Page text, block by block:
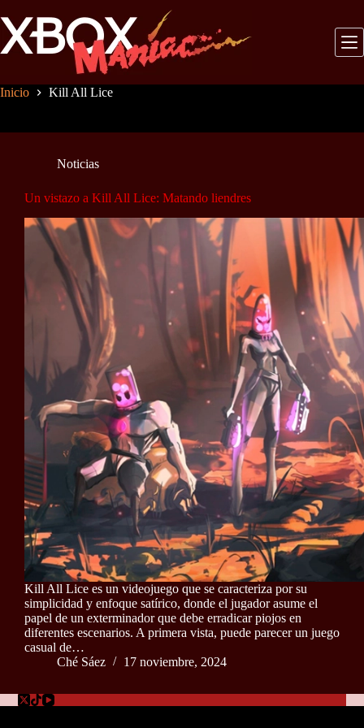
al
contenido
Inicio Kill All Lice
Noticias
Un vistazo a Kill All Lice: Matando liendres
Kill All Lice es un videojuego que se caracteriza por su
simplicidad y enfoque satírico, donde el jugador asume el
papel de un exterminador que debe erradicar piojos en
diferentes escenarios. A primera vista, puede parecer un juego
casual de…
Ché Sáez
17 noviembre, 2024